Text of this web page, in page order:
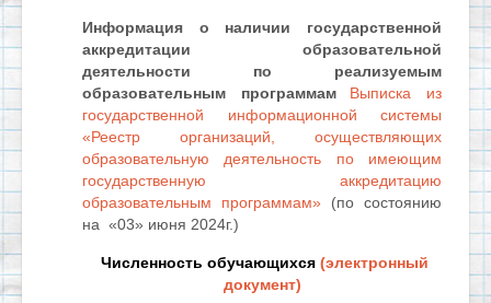
Информация о наличии государственной
аккредитации образовательной
деятельности по реализуемым
образовательным программам
Выписка из
государственной информационной системы
«Реестр организаций, осуществляющих
образовательную деятельность по имеющим
государственную аккредитацию
образовательным программам» (по состоянию
на «03» июня 2024г.)
Численность обучающихся (электронный
документ)